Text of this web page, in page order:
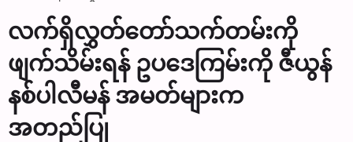
လက်ရှိလွှတ်တော်သက်တမ်းကို
ဖျက်သိမ်းရန် ဥပဒေကြမ်းကို ဇီယွန်
နစ်ပါလီမန် အမတ်များက
အတည်ပြု